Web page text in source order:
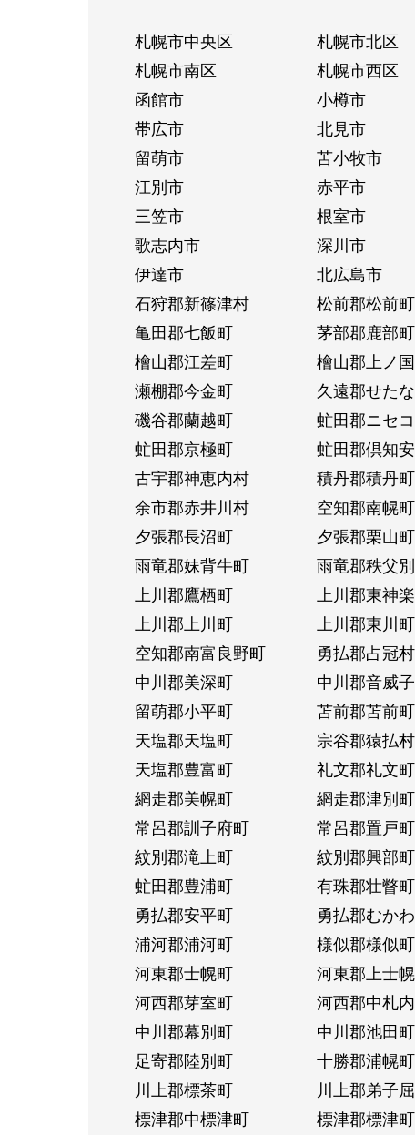
札幌市中央区 札幌市北区
札幌市南区
札幌市西区
函館市
小樽市
帯広市
北見市
留萌市
苫小牧市
江別市
赤平市
三笠市
根室市
歌志内市
深川市
伊達市
北広島市
石狩郡新篠津村
松前郡松前町
亀田郡七飯町
茅部郡鹿部町
檜山郡江差町
檜山郡上ノ
瀬棚郡今金町
久遠郡せた
磯谷郡蘭越町
虻田郡ニセ
虻田郡京極町
虻田郡倶知
古宇郡神恵内村
積丹郡積丹町
余市郡赤井川村
空知郡南幌町
夕張郡長沼町
夕張郡栗山町
雨竜郡妹背牛町
雨竜郡秩父
上川郡鷹栖町
上川郡東神
上川郡上川町
上川郡東川町
空知郡南富良野町
勇払郡占冠村
中川郡美深町
中川郡音威
留萌郡小平町
苫前郡苫前町
天塩郡天塩町
宗谷郡猿払村
天塩郡豊富町
礼文郡礼文町
網走郡美幌町
網走郡津別町
常呂郡訓子府町
常呂郡置戸町
紋別郡滝上町
紋別郡興部町
虻田郡豊浦町
有珠郡壮瞥町
勇払郡安平町
勇払郡むか
浦河郡浦河町
様似郡様似町
河東郡士幌町
河東郡上士
河西郡芽室町
河西郡中札
中川郡幕別町
中川郡池田町
足寄郡陸別町
十勝郡浦幌町
川上郡標茶町
川上郡弟子
標津郡中標津町
標津郡標津町